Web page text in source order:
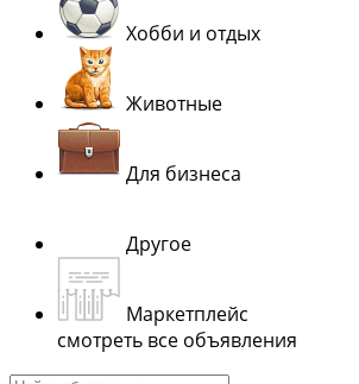
Хобби и отдых
Животные
Для бизнеса
Другое
Маркетплейс
смотреть все объявления